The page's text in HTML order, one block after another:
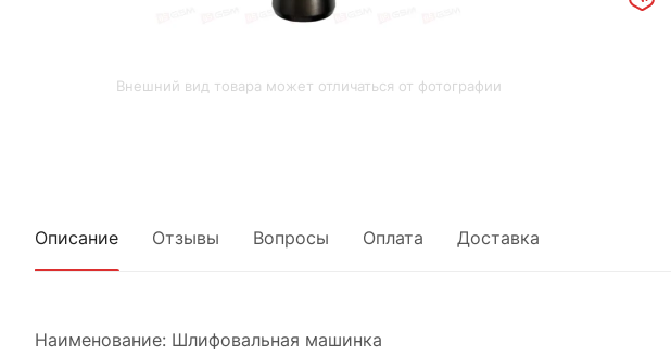
Внешний вид товара может отличаться от фотографии
Описание Отзывы Вопросы Оплата Доставка
Наименование: Шлифовальная машинка